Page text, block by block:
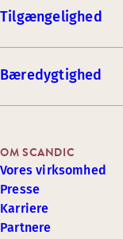
Tilgængelighed
Bæredygtighed
OM SCANDIC
Vores virksomhed
Presse
Karriere
Partnere